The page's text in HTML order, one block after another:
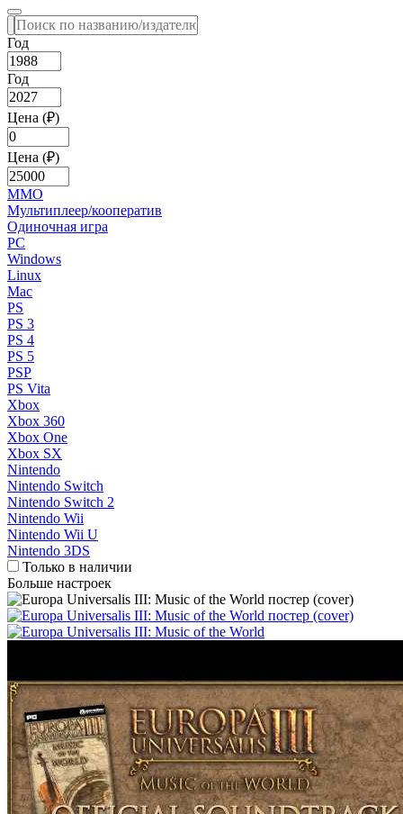
Год
Год
Цена (₽)
Цена (₽)
MMO
Мультиплеер/кооператив
Одиночная игра
PC
Windows
Linux
Mac
PS
PS 3
PS 4
PS 5
PSP
PS Vita
Xbox
Xbox 360
Xbox One
Xbox SX
Nintendo
Nintendo Switch
Nintendo Switch 2
Nintendo Wii
Nintendo Wii U
Nintendo 3DS
Только в наличии
Больше настроек